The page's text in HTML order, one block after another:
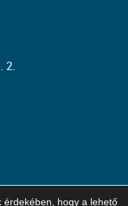
2.
érdekében, hogy a lehető